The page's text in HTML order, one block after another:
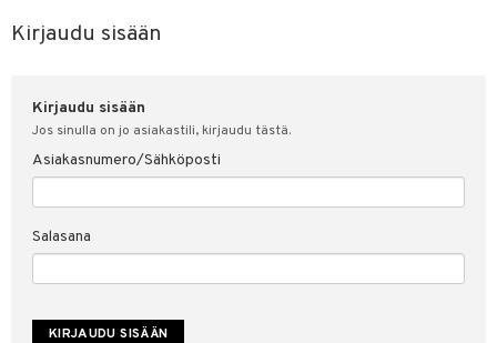
Luontaistuotteet
Fitness
Koti & Sisustus
Lelut, Lapsi & Vauva
Tuotemerkkejä
Kirjaudu sisään
Kirjaudu sisään
Jos sinulla on jo asiakastili, kirjaudu tästä.
Asiakasnumero/Sähköposti
Salasana
& vastauksia
myyntiehdot
suojaus